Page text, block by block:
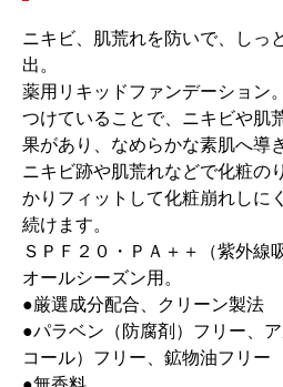
ニキビ、肌荒れを防いで、しっ
出。
薬用リキッドファンデーション。
つけていることで、ニキビや肌
果があり、なめらかな素肌へ導
ニキビ跡や肌荒れなどで化粧の
かりフィットして化粧崩れしに
続けます。
ＳＰＦ２０・ＰＡ＋＋（紫外線
オールシーズン用。
●厳選成分配合、クリーン製法
●パラベン（防腐剤）フリー、
コール）フリー、鉱物油フリー